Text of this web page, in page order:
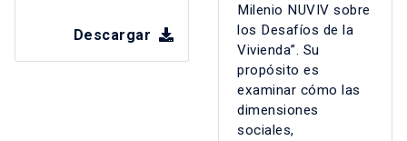
Descargar
Milenio NUVIV sobre
los Desafíos de la
Vivienda”. Su
propósito es
examinar cómo las
dimensiones
sociales,